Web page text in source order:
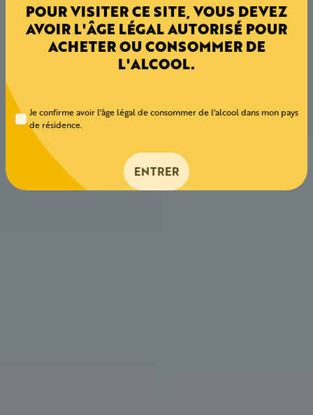
POUR VISITER CE SITE, VOUS DEVEZ
AVOIR L'ÂGE LÉGAL AUTORISÉ POUR
ACHETER OU CONSOMMER DE
L'ALCOOL.
Je confirme avoir l'âge légal de consommer de l'alcool dans mon pays
de résidence.
ENTRER